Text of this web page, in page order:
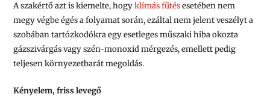
A szakértő azt is kiemelte, hogyklímás fűtésesetében nem
megy végbe égés a folyamat során, ezáltal nem jelent veszélyt a
szobában tartózkodókra egy esetleges műszaki hiba okozta
gázszivárgás vagy szén-monoxid mérgezés, emellett pedig
teljesen környezetbarát megoldás.
Kényelem, friss levegő